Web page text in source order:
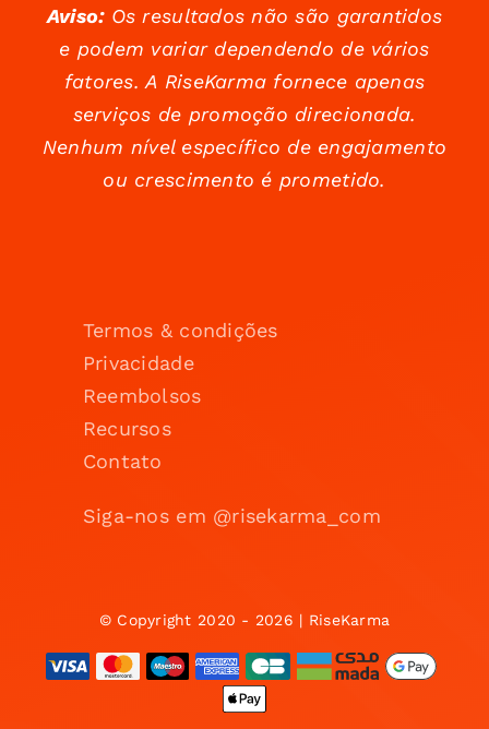
Aviso:Os resultados não são garantidos
e podem variar dependendo de vários
fatores. A RiseKarma fornece apenas
serviços de promoção direcionada.
Nenhum nível específico de engajamento
ou crescimento é prometido.
Termos & condições
Privacidade
Reembolsos
Recursos
Contato
Siga-nos em @risekarma_com
© Copyright 2020 - 2026 | RiseKarma